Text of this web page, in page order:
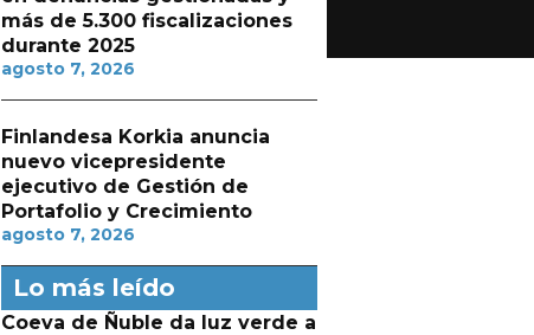
más de 5.300 fiscalizaciones
durante 2025
agosto 7, 2026
Finlandesa Korkia anuncia
nuevo vicepresidente
ejecutivo de Gestión de
Portafolio y Crecimiento
agosto 7, 2026
Lo más leído
Coeva de Ñuble da luz verde a